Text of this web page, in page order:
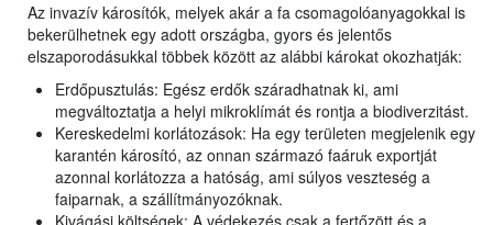
Az invazív károsítók, melyek akár a fa csomagolóanyagokkal is
bekerülhetnek egy adott országba, gyors és jelentős
elszaporodásukkal többek között az alábbi károkat okozhatják:
Erdőpusztulás: Egész erdők száradhatnak ki, ami
megváltoztatja a helyi mikroklímát és rontja a biodiverzitást.
Kereskedelmi korlátozások: Ha egy területen megjelenik egy
karantén károsító, az onnan származó faáruk exportját
azonnal korlátozza a hatóság, ami súlyos veszteség a
faiparnak, a szállítmányozóknak.